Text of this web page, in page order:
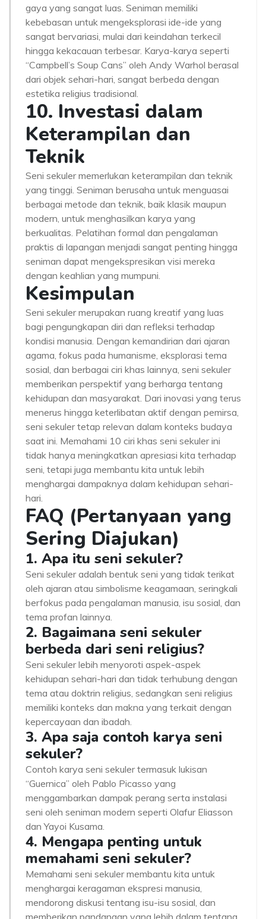
gaya yang sangat luas. Seniman memiliki
kebebasan untuk mengeksplorasi ide-ide yang
sangat bervariasi, mulai dari keindahan terkecil
hingga kekacauan terbesar. Karya-karya seperti
“Campbell’s Soup Cans” oleh Andy Warhol berasal
dari objek sehari-hari, sangat berbeda dengan
estetika religius tradisional.
10. Investasi dalam
Keterampilan dan
Teknik
Seni sekuler memerlukan keterampilan dan teknik
yang tinggi. Seniman berusaha untuk menguasai
berbagai metode dan teknik, baik klasik maupun
modern, untuk menghasilkan karya yang
berkualitas. Pelatihan formal dan pengalaman
praktis di lapangan menjadi sangat penting hingga
seniman dapat mengekspresikan visi mereka
dengan keahlian yang mumpuni.
Kesimpulan
Seni sekuler merupakan ruang kreatif yang luas
bagi pengungkapan diri dan refleksi terhadap
kondisi manusia. Dengan kemandirian dari ajaran
agama, fokus pada humanisme, eksplorasi tema
sosial, dan berbagai ciri khas lainnya, seni sekuler
memberikan perspektif yang berharga tentang
kehidupan dan masyarakat. Dari inovasi yang terus
menerus hingga keterlibatan aktif dengan pemirsa,
seni sekuler tetap relevan dalam konteks budaya
saat ini. Memahami 10 ciri khas seni sekuler ini
tidak hanya meningkatkan apresiasi kita terhadap
seni, tetapi juga membantu kita untuk lebih
menghargai dampaknya dalam kehidupan sehari-
hari.
FAQ (Pertanyaan yang
Sering Diajukan)
1. Apa itu seni sekuler?
Seni sekuler adalah bentuk seni yang tidak terikat
oleh ajaran atau simbolisme keagamaan, seringkali
berfokus pada pengalaman manusia, isu sosial, dan
tema profan lainnya.
2. Bagaimana seni sekuler
berbeda dari seni religius?
Seni sekuler lebih menyoroti aspek-aspek
kehidupan sehari-hari dan tidak terhubung dengan
tema atau doktrin religius, sedangkan seni religius
memiliki konteks dan makna yang terkait dengan
kepercayaan dan ibadah.
3. Apa saja contoh karya seni
sekuler?
Contoh karya seni sekuler termasuk lukisan
“Guernica” oleh Pablo Picasso yang
menggambarkan dampak perang serta instalasi
seni oleh seniman modern seperti Olafur Eliasson
dan Yayoi Kusama.
4. Mengapa penting untuk
memahami seni sekuler?
Memahami seni sekuler membantu kita untuk
menghargai keragaman ekspresi manusia,
mendorong diskusi tentang isu-isu sosial, dan
memberikan pandangan yang lebih dalam tentang